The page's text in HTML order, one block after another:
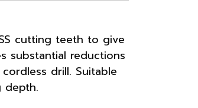
cutting teeth to give
substantial reductions
drill. Suitable
depth.